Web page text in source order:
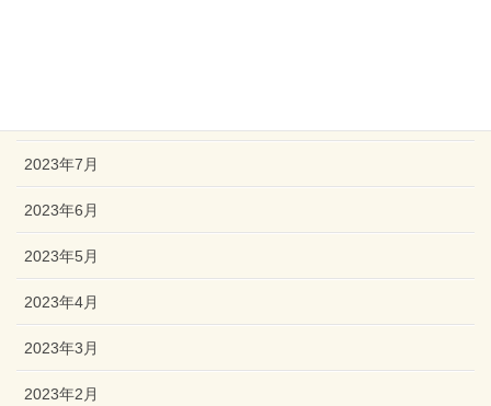
2023年7月
2023年6月
2023年5月
2023年4月
2023年3月
2023年2月